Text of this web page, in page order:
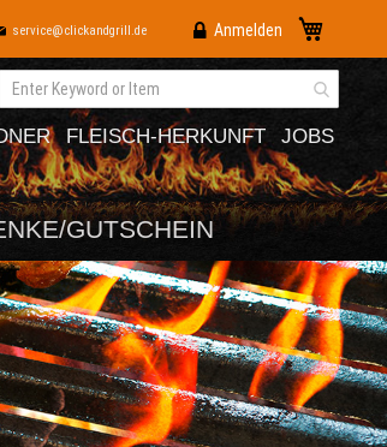
Direkt
Inhalt
Anmelden
service@clickandgrill.de
FLEISCH-HERKUNFT JOBS
GUTSCHEIN